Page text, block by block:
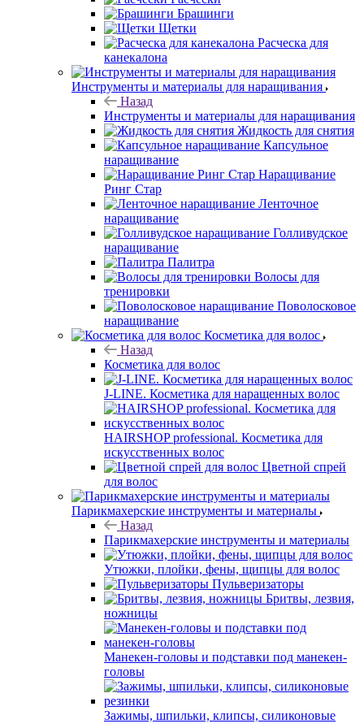
Брашинги
Щетки
Расческа для
канекалона
Инструменты и материалы для наращивания
Назад
Инструменты и материалы для наращивания
Жидкость для снятия
Капсульное
наращивание
Наращивание
Ринг Стар
Ленточное
наращивание
Голливудское
наращивание
Палитра
Волосы для
тренировки
Поволосковое
наращивание
Косметика для волос
Назад
Косметика для волос
J-LINE. Косметика для наращенных волос
HAIRSHOP professional. Косметика для
искусственных волос
Цветной спрей
для волос
Парикмахерские инструменты и материалы
Назад
Парикмахерские инструменты и материалы
Утюжки, плойки, фены, щипцы для волос
Пульверизаторы
Бритвы, лезвия,
ножницы
Манекен-головы и подставки под манекен-
головы
Зажимы, шпильки, клипсы, силиконовые